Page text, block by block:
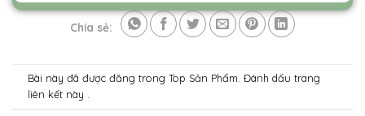
Chia sẻ:
Bài này đã được đăng trongTop Sản Phẩm . Đánh dấu trang
liên kết này .